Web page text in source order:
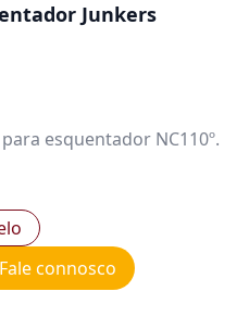
Junkers
esquentador NC110º.
connosco